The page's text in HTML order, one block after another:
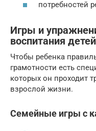
потребностей
Игры и
воспитания детей
Чтобы ребенка
грамотности есть
которых он проходит
взрослой жизни.
Семейные игры с